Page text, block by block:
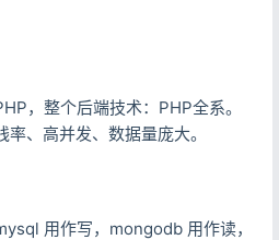
，整个后端技术：PHP全系。
、高并发、数据量庞大。
用作写，mongodb 用作读，